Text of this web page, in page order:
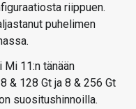
riippuen.
puhelimen
11:n tänään
& 128 Gt ja 8 & 256 Gt
suositushinnoilla.